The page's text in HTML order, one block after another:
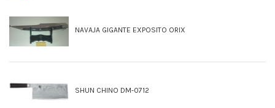
NAVAJA GIGANTE EXPOSITO ORIX
SHUN CHINO DM-0712